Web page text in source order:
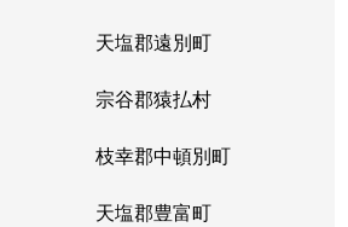
天塩郡遠別町
宗谷郡猿払村
枝幸郡中頓別町
天塩郡豊富町